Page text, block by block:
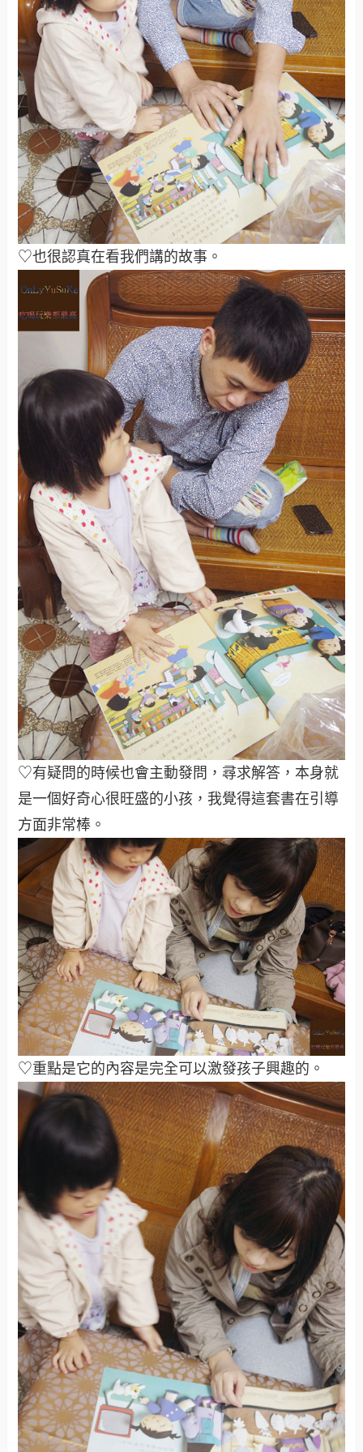
♡也很認真在看我們講的故事。
♡有疑問的時候也會主動發問，尋求解答，本身就
是一個好奇心很旺盛的小孩，我覺得這套書在引導
方面非常棒。
♡重點是它的內容是完全可以激發孩子興趣的。